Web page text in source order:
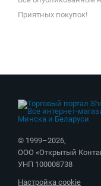
Приятных покупок!
© 1999–2026,
ООО «Открытый
УНП 100008738
Настройка cookie